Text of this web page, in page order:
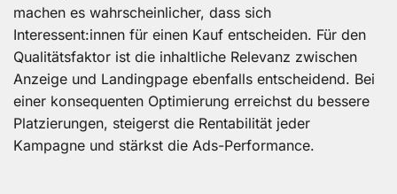
machen es wahrscheinlicher, dass sich
Interessent:innen für einen Kauf entscheiden. Für den
Qualitätsfaktor ist die inhaltliche Relevanz zwischen
Anzeige und Landingpage ebenfalls entscheidend. Bei
einer konsequenten Optimierung erreichst du bessere
Platzierungen, steigerst die Rentabilität jeder
Kampagne und stärkst die Ads-Performance.